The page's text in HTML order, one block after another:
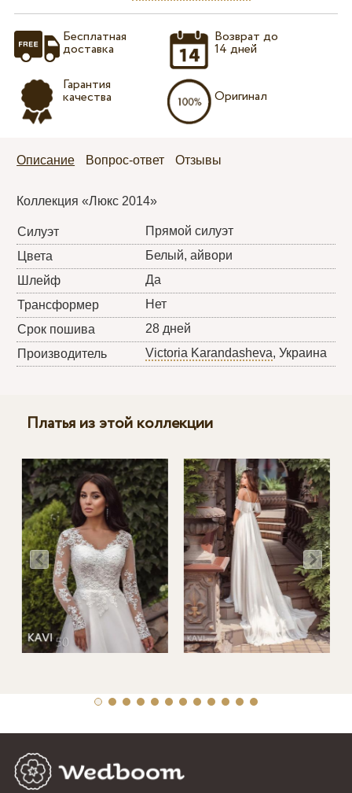
Бесплатная
доставка
Гарантия
качества
Возврат до
14 дней
Оригинал
Описание Вопрос-ответ Отзывы
Коллекция «Люкс 2014»
Силуэт
Прямой силуэт
Цвета
Белый, айвори
Шлейф
Да
Трансформер
Нет
Срок пошива
28 дней
Производитель
Victoria Karandasheva, Украина
Платья из этой коллекции